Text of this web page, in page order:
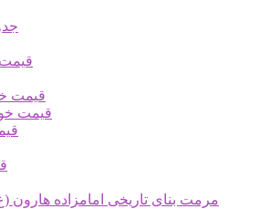
قیمت
قیمت
مرمت بنای تاریخی امامزاده هارون